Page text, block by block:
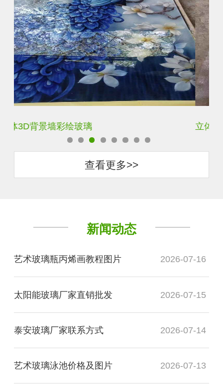
立体3D背景墙彩绘玻璃
查看更多>>
新闻动态
艺术玻璃瓶丙烯画教程图片 2026-07-16
太阳能玻璃厂家直销批发 2026-07-15
泰安玻璃厂家联系方式 2026-07-14
艺术玻璃泳池价格及图片 2026-07-13